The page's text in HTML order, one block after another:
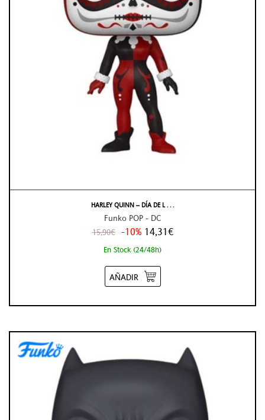
HARLEY QUINN – DÍA DE L . . .
Funko POP - DC
15,90€ -10% 14,31€
En Stock (24/48h)
AÑADIR